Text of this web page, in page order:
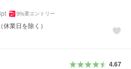
pt 9%要エントリー
業日を除く）
4.67